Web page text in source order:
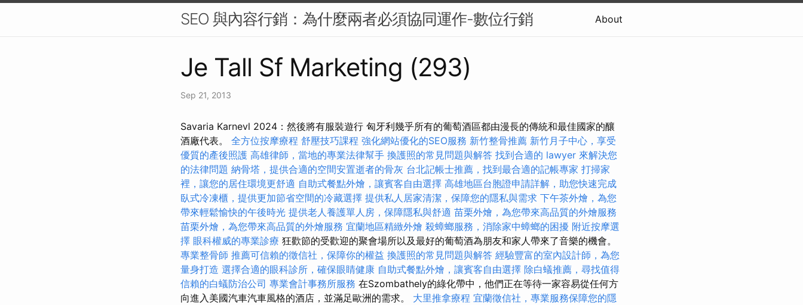
SEO 與內容行銷：為什麼兩者必須協同運作-數位行銷 About
Je Tall Sf Marketing (293)
Sep 21, 2013
Savaria Karnevl 2024：然後將有服裝遊行 匈牙利幾乎所有的葡萄酒區都由漫長的傳統和最佳國家的釀
酒廠代表。 全方位按摩療程 舒壓技巧課程 強化網站優化的SEO服務 新竹整骨推薦 新竹月子中心，享受
優質的產後照護 高雄律師，當地的專業法律幫手 換護照的常見問題與解答 找到合適的 lawyer 來解決您
的法律問題 納骨塔，提供合適的空間安置逝者的骨灰 台北記帳士推薦，找到最合適的記帳專家 打掃家
裡，讓您的居住環境更舒適 自助式餐點外燴，讓賓客自由選擇 高雄地區台胞證申請詳解，助您快速完成
臥式冷凍櫃，提供更加節省空間的冷藏選擇 提供私人居家清潔，保障您的隱私與需求 下午茶外燴，為您
帶來輕鬆愉快的午後時光 提供老人養護單人房，保障隱私與舒適 苗栗外燴，為您帶來高品質的外燴服務
苗栗外燴，為您帶來高品質的外燴服務 宜蘭地區精緻外燴 殺蟑螂服務，消除家中蟑螂的困擾 附近按摩選
擇 眼科權威的專業診療 狂歡節的受歡迎的聚會場所以及最好的葡萄酒為朋友和家人帶來了音樂的機會。
專業整骨師 推薦可信賴的徵信社，保障你的權益 換護照的常見問題與解答 經驗豐富的室內設計師，為您
量身打造 選擇合適的眼科診所，確保眼睛健康 自助式餐點外燴，讓賓客自由選擇 除白蟻推薦，尋找值得
信賴的白蟻防治公司 專業會計事務所服務 在Szombathely的綠化帶中，他們正在等待一家容易從任何方
向進入美國汽車汽車風格的酒店，並滿足歐洲的需求。 大里推拿療程 宜蘭徵信社，專業服務保障您的隱